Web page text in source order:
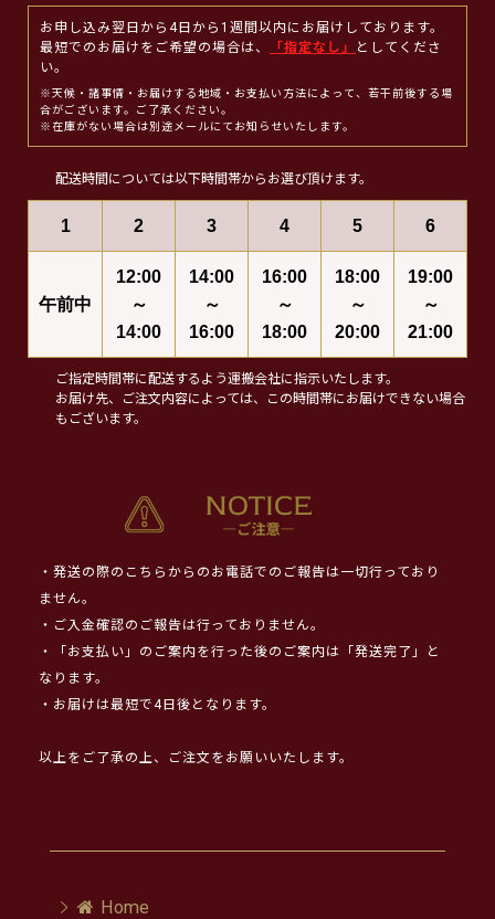
お申し込み翌日から4日から1週間以内にお届けしております。
最短でのお届けをご希望の場合は、
「指定なし」
としてくださ
い。
※天候・諸事情・お届けする地域・お支払い方法によって、若干前後する場
合がございます。ご了承ください。
※在庫がない場合は別途メールにてお知らせいたします。
配送時間については以下時間帯からお選び頂けます。
1 2 3 4 5 6
午前中
12:00
～
14:00
14:00
～
16:00
16:00
～
18:00
18:00
～
20:00
19:00
～
21:00
ご指定時間帯に配送するよう運搬会社に指示いたします。
お届け先、ご注文内容によっては、この時間帯にお届けできない場合
もございます。
・発送の際のこちらからのお電話でのご報告は一切行っており
ません。
・ご入金確認のご報告は行っておりません。
・「お支払い」のご案内を行った後のご案内は「発送完了」と
なります。
・お届けは最短で4日後となります。
以上をご了承の上、ご注文をお願いいたします。
Home